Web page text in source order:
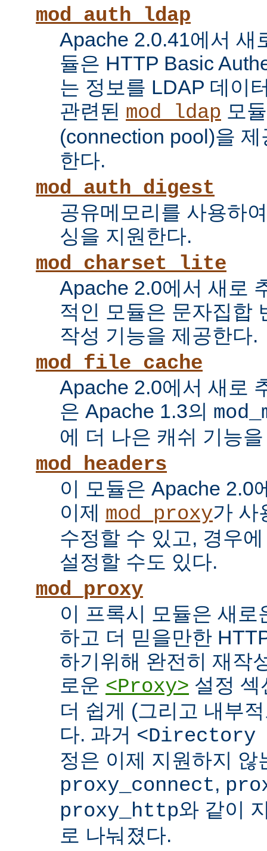
mod_auth_ldap
Apache 2.0.41에서 새
듈은 HTTP Basic
는 정보를 LDAP 데이
관련된 mod_ldap 모
(connection pool)을
한다.
mod_auth_digest
공유메모리를 사용하
싱을 지원한다.
mod_charset_lite
Apache 2.0에서 새로
적인 모듈은 문자집합
작성 기능을 제공한다.
mod_file_cache
Apache 2.0에서 새로
은 Apache 1.3의
에 더 나은 캐쉬 기능
mod_headers
이 모듈은 Apache 2.0
이제 mod_proxy가 사
수정할 수 있고, 경우
설정할 수도 있다.
mod_proxy
이 프록시 모듈은 새
하고 더 믿을만한
하기위해 완전히 재작
로운 <Proxy> 설정 섹
더 쉽게 (그리고 내부
다. 과거
정은 이제 지원하지 않
proxy_connect,
proxy_http와 같이
로 나눠졌다.